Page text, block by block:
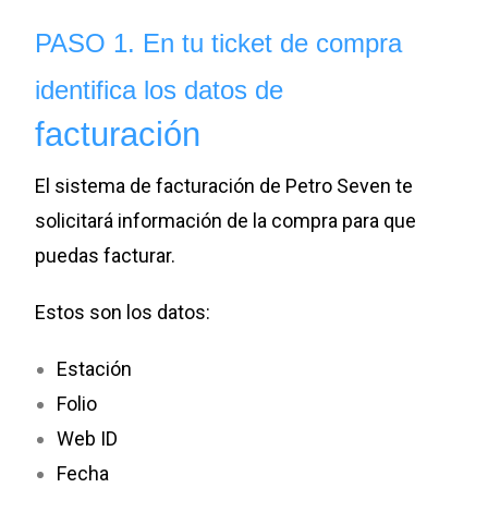
PASO 1. En tu ticket de compra
identifica los datos de
facturación
El sistema de facturación de Petro Seven te
solicitará información de la compra para que
puedas facturar.
Estos son los datos:
Estación
Folio
Web ID
Fecha